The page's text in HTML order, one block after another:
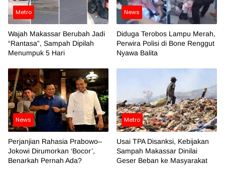
Metro
Wajah Makassar Berubah Jadi
“Rantasa”, Sampah Dipilah
Menumpuk 5 Hari
News
Diduga Terobos Lampu Merah,
Perwira Polisi di Bone Renggut
Nyawa Balita
News
Perjanjian Rahasia Prabowo–
Jokowi Dirumorkan ‘Bocor’,
Benarkah Pernah Ada?
Metro
Usai TPA Disanksi, Kebijakan
Sampah Makassar Dinilai
Geser Beban ke Masyarakat